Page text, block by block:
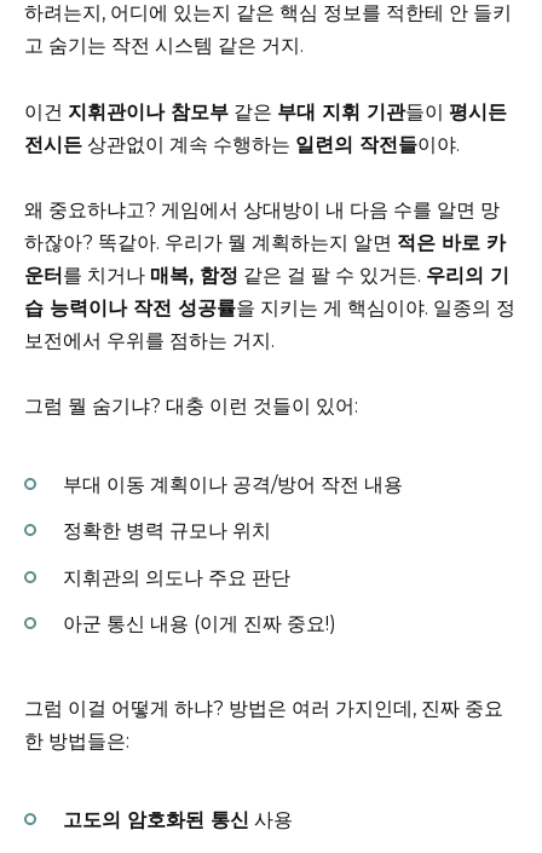
하려는지, 어디에 있는지 같은 핵심 정보를 적한테 안 들키
고 숨기는 작전 시스템 같은 거지.
이건 지휘관이나 참모부 같은 부대 지휘 기관들이 평시든
전시든 상관없이 계속 수행하는 일련의 작전들이야.
왜 중요하냐고? 게임에서 상대방이 내 다음 수를 알면 망
하잖아? 똑같아. 우리가 뭘 계획하는지 알면 적은 바로 카
운터를 치거나 매복, 함정 같은 걸 팔 수 있거든. 우리의 기
습 능력이나 작전 성공률을 지키는 게 핵심이야. 일종의 정
보전에서 우위를 점하는 거지.
그럼 뭘 숨기냐? 대충 이런 것들이 있어:
부대 이동 계획이나 공격/방어 작전 내용
정확한 병력 규모나 위치
지휘관의 의도나 주요 판단
아군 통신 내용 (이게 진짜 중요!)
그럼 이걸 어떻게 하냐? 방법은 여러 가지인데, 진짜 중요
한 방법들은:
고도의 암호화된 통신 사용